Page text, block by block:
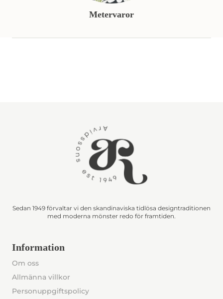
Metervaror
Sedan 1949 förvaltar vi den skandinaviska tidlösa designtraditionen
med moderna mönster redo för framtiden.
Information
Om oss
Allmänna villkor
Personuppgiftspolicy